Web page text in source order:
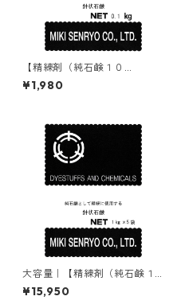
【精練剤（純石鹸１０
０％）】｜100g｜針状石鹸
（マルセル石鹸）
¥1,980
大容量｜【精練剤（純石鹸１
００％）】｜5kg｜針状石鹸
（マルセル石鹸）
¥15,950